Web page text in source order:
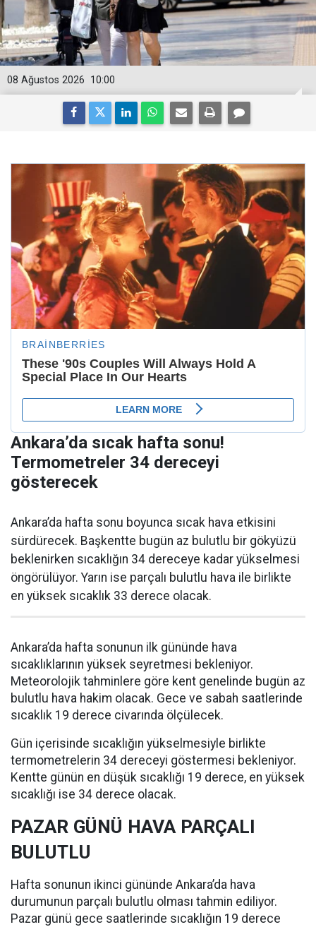
10:00
08 Ağustos 2026
Ankara’da sıcak hafta sonu!
Termometreler 34 dereceyi
gösterecek
Ankara’da hafta sonu boyunca sıcak hava etkisini
sürdürecek. Başkentte bugün az bulutlu bir gökyüzü
beklenirken sıcaklığın 34 dereceye kadar yükselmesi
öngörülüyor. Yarın ise parçalı bulutlu hava ile birlikte
en yüksek sıcaklık 33 derece olacak.
Ankara’da hafta sonunun ilk gününde hava
sıcaklıklarının yüksek seyretmesi bekleniyor.
Meteorolojik tahminlere göre kent genelinde bugün az
bulutlu hava hakim olacak. Gece ve sabah saatlerinde
sıcaklık 19 derece civarında ölçülecek.
Gün içerisinde sıcaklığın yükselmesiyle birlikte
termometrelerin 34 dereceyi göstermesi bekleniyor.
Kentte günün en düşük sıcaklığı 19 derece, en yüksek
sıcaklığı ise 34 derece olacak.
PAZAR GÜNÜ HAVA PARÇALI
BULUTLU
Hafta sonunun ikinci gününde Ankara’da hava
durumunun parçalı bulutlu olması tahmin ediliyor.
Pazar günü gece saatlerinde sıcaklığın 19 derece